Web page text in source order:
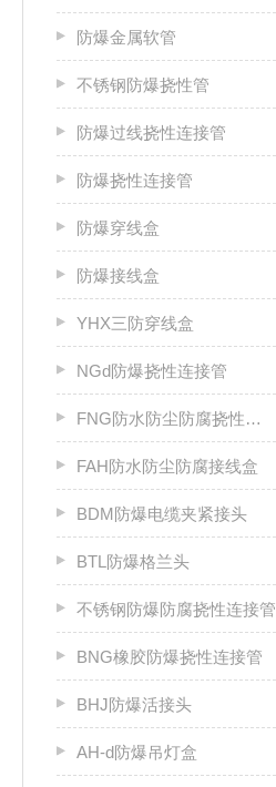
防爆金属软管
不锈钢防爆挠性管
防爆过线挠性连接管
防爆挠性连接管
防爆穿线盒
防爆接线盒
YHX三防穿线盒
NGd防爆挠性连接管
FNG防水防尘防腐挠性连接管
FAH防水防尘防腐接线盒
BDM防爆电缆夹紧接头
BTL防爆格兰头
不锈钢防爆防腐挠性连接管
BNG橡胶防爆挠性连接管
BHJ防爆活接头
AH-d防爆吊灯盒